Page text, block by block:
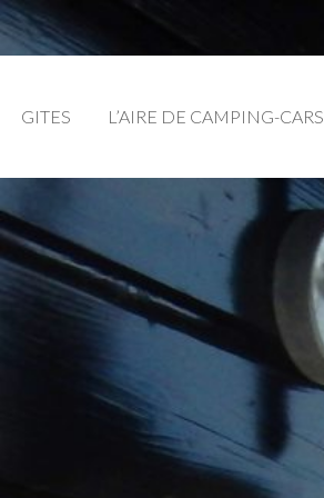
GITES L’AIRE DE CAMPING-CARS